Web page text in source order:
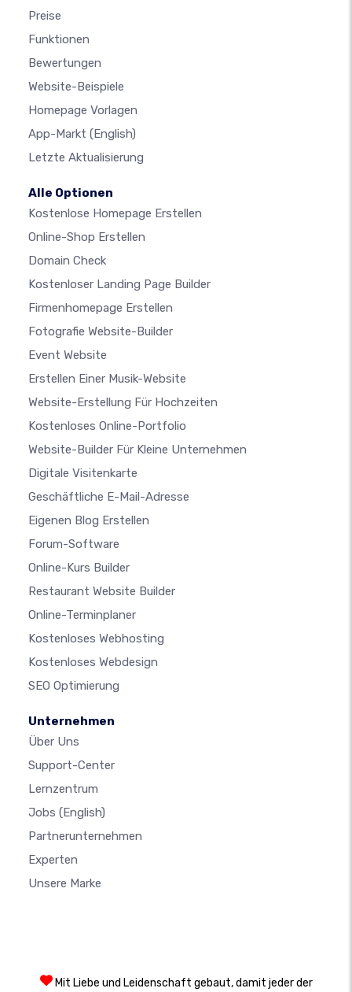
Preise
Funktionen
Bewertungen
Website-Beispiele
Homepage Vorlagen
App-Markt (English)
Letzte Aktualisierung
Alle Optionen
Kostenlose Homepage Erstellen
Online-Shop Erstellen
Domain Check
Kostenloser Landing Page Builder
Firmenhomepage Erstellen
Fotografie Website-Builder
Event Website
Erstellen Einer Musik-Website
Website-Erstellung Für Hochzeiten
Kostenloses Online-Portfolio
Website-Builder Für Kleine Unternehmen
Digitale Visitenkarte
Geschäftliche E-Mail-Adresse
Eigenen Blog Erstellen
Forum-Software
Online-Kurs Builder
Restaurant Website Builder
Online-Terminplaner
Kostenloses Webhosting
Kostenloses Webdesign
SEO Optimierung
Unternehmen
Über Uns
Support-Center
Lernzentrum
Jobs (English)
Partnerunternehmen
Experten
Unsere Marke
Mit Liebe und Leidenschaft gebaut, damit jeder der